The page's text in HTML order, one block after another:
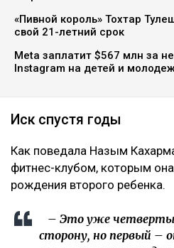
«Пивной король» Тохтар
свой 21-летний срок
Meta заплатит $567 млн за
Instagram на детей и
Иск спустя годы
Как поведала Назым
фитнес-клубом, которым
рождения второго ребенка.
– Это уже
сторону, но первый –